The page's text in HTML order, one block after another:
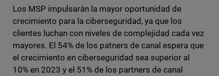
Los MSP impulsarán la mayor oportunidad de
crecimiento para la ciberseguridad, ya que los
clientes luchan con niveles de complejidad cada vez
mayores. El 54% de los patners de canal espera que
el crecimiento en ciberseguridad sea superior al
10% en 2023 y el 51% de los partners de canal